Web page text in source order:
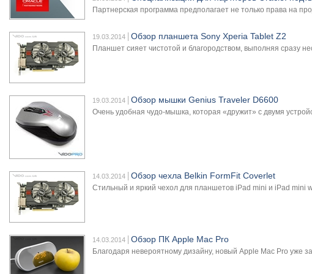
Партнерская программа предполагает не только права на
19.03.2014 Обзор планшета Sony Xperia Tablet Z2
Планшет сияет чистотой и благородством, выполняя сразу
19.03.2014 Обзор мышки Genius Traveler D6600
Очень удобная чудо-мышка, которая «дружит» с двумя
14.03.2014 Обзор чехла Belkin FormFit Coverlet
Стильный и яркий чехол для планшетов iPad mini и iPad mini
14.03.2014 Обзор ПК Apple Mac Pro
Благодаря невероятному дизайну, новый Apple Mac Pro уже